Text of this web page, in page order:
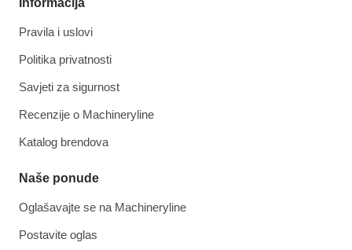
Informacija
Pravila i uslovi
Politika privatnosti
Savjeti za sigurnost
Recenzije o Machineryline
Katalog brendova
Naše ponude
Oglašavajte se na Machineryline
Postavite oglas